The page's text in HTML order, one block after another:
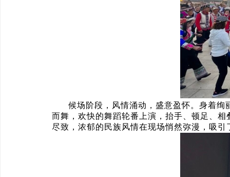
候场阶段，风情涌动，盛意盈怀。身着
而舞，欢快的舞蹈轮番上演，抬手、顿足、
尽致，浓郁的民族风情在现场悄然弥漫，吸